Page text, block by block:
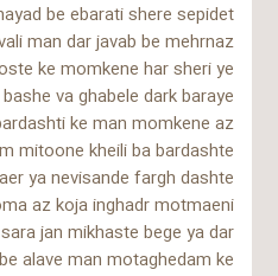
be ebarati shere sepidet
man dar javab be mehrnaz
ke momkene har sheri ye
va ghabele dark baraye
ke man momkene az
mitoone kheili ba bardashte
ya nevisande fargh dashte
az koja inghadr motmaeni
jan mikhaste bege ya dar
alave man motaghedam ke